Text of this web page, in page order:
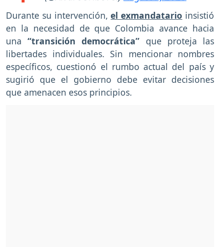
Durante su intervención,el exmandatario insistió
en la necesidad de que Colombia avance hacia
una“transición democrática” que proteja las
libertades individuales. Sin mencionar nombres
específicos, cuestionó el rumbo actual del país y
sugirió que el gobierno debe evitar decisiones
que amenacen esos principios.